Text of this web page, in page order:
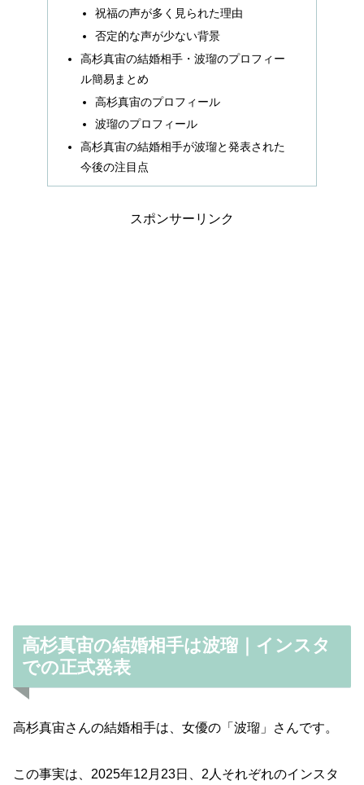
祝福の声が多く見られた理由
否定的な声が少ない背景
高杉真宙の結婚相手・波瑠のプロフィー
ル簡易まとめ
高杉真宙のプロフィール
波瑠のプロフィール
高杉真宙の結婚相手が波瑠と発表された
今後の注目点
スポンサーリンク
高杉真宙の結婚相手は波瑠｜インスタ
での正式発表
高杉真宙さんの結婚相手は、女優の「波瑠」さんです。
この事実は、2025年12月23日、2人それぞれのインスタ